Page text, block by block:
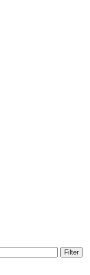
Filter